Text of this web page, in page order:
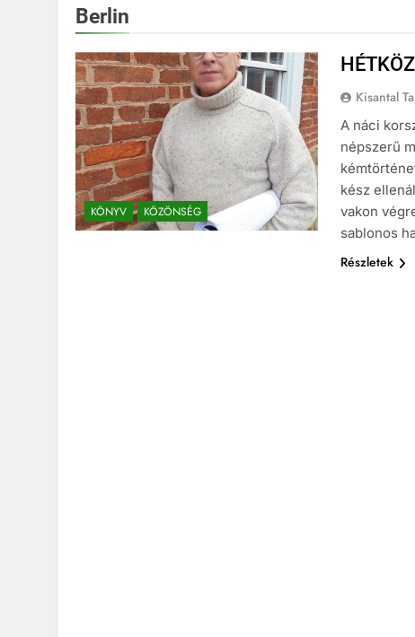
Berlin
KÖNYV KÖZÖNSÉG
Kisantal
A náci
népszerű
kész
vakon
sablonos
Részletek